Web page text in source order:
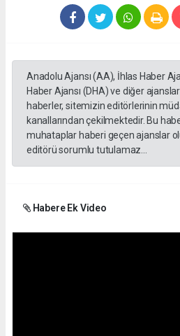
Anadolu Ajansı (AA), İhlas Haber
Haber Ajansı (DHA) ve diğer
haberler, sitemizin editörlerinin
kanallarından çekilmektedir. Bu
muhataplar haberi geçen ajanslar
editörü sorumlu tutulamaz...
Habere Ek Video